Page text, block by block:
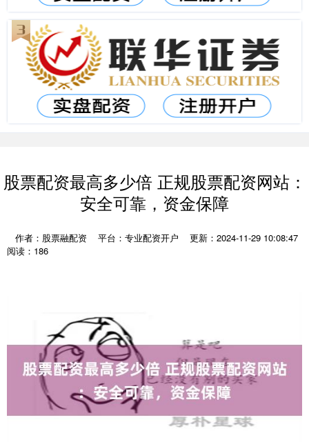
股票配资最高多少倍 正规股票配资网站：
安全可靠，资金保障
作者：股票融配资 平台：专业配资开户
更新：2024-11-29 10:08:47
阅读：186